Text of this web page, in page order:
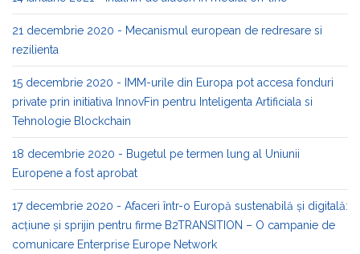
21 decembrie 2020 - Mecanismul european de redresare si
rezilienta
15 decembrie 2020 - IMM-urile din Europa pot accesa fonduri
private prin initiativa InnovFin pentru Inteligenta Artificiala si
Tehnologie Blockchain
18 decembrie 2020 - Bugetul pe termen lung al Uniunii
Europene a fost aprobat
17 decembrie 2020 - Afaceri într-o Europă sustenabilă și digitală:
acțiune și sprijin pentru firme B2TRANSITION – O campanie de
comunicare Enterprise Europe Network